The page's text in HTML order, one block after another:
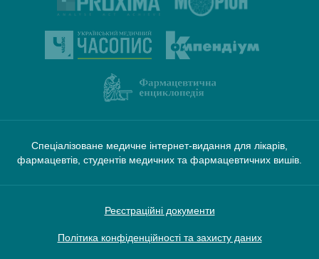
Спеціалізоване медичне інтернет-видання для лікарів,
фармацевтів, студентів медичних та фармацевтичних вишів.
Реєстраційні документи
Політика конфіденційності та захисту даних